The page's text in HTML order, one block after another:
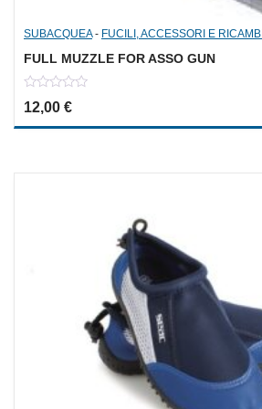
SUBACQUEA- FUCILI, ACCESSORI E RICAMBI
FULL MUZZLE FOR ASSO GUN
0
out
12,00 €